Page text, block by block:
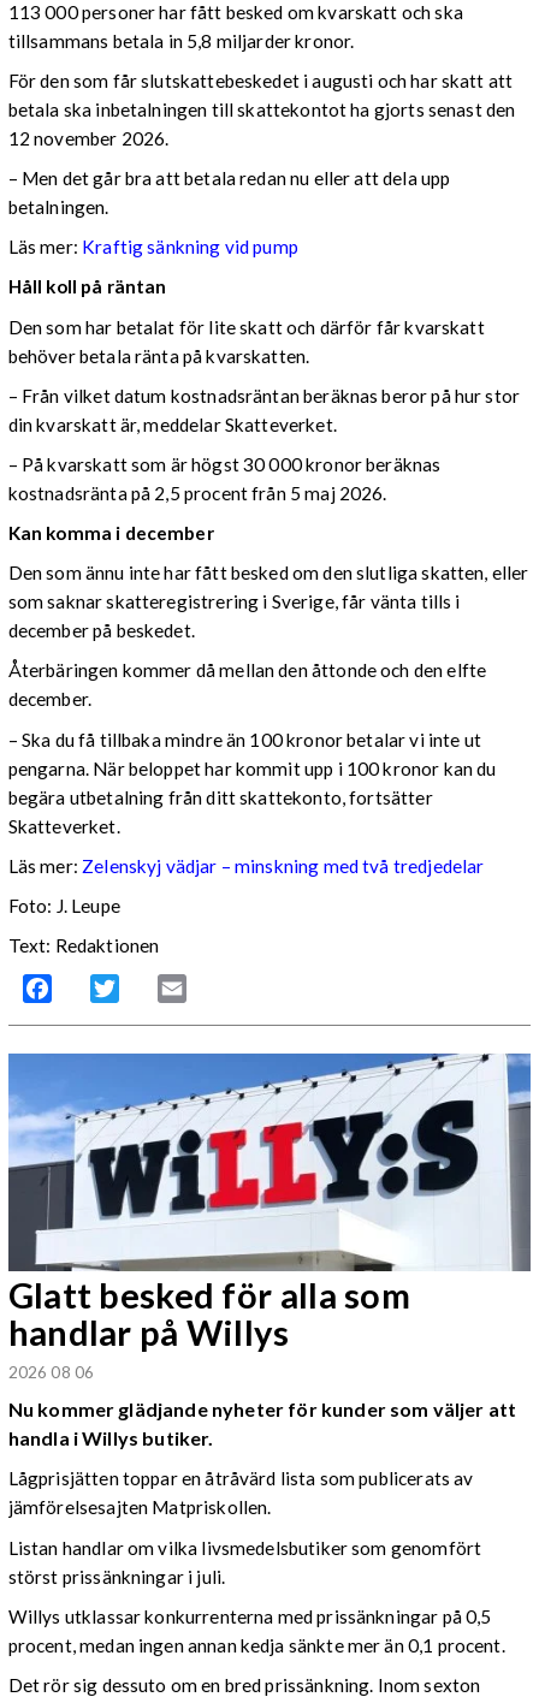
113 000 personer har fått besked om kvarskatt och ska
tillsammans betala in 5,8 miljarder kronor.
För den som får slutskattebeskedet i augusti och har skatt att
betala ska inbetalningen till skattekontot ha gjorts senast den
12 november 2026.
– Men det går bra att betala redan nu eller att dela upp
betalningen.
Läs mer: Kraftig sänkning vid pump
Håll koll på räntan
Den som har betalat för lite skatt och därför får kvarskatt
behöver betala ränta på kvarskatten.
– Från vilket datum kostnadsräntan beräknas beror på hur stor
din kvarskatt är, meddelar Skatteverket.
– På kvarskatt som är högst 30 000 kronor beräknas
kostnadsränta på 2,5 procent från 5 maj 2026.
Kan komma i december
Den som ännu inte har fått besked om den slutliga skatten, eller
som saknar skatteregistrering i Sverige, får vänta tills i
december på beskedet.
Återbäringen kommer då mellan den åttonde och den elfte
december.
– Ska du få tillbaka mindre än 100 kronor betalar vi inte ut
pengarna. När beloppet har kommit upp i 100 kronor kan du
begära utbetalning från ditt skattekonto, fortsätter
Skatteverket.
Läs mer: Zelenskyj vädjar – minskning med två tredjedelar
Foto: J. Leupe
Text: Redaktionen
Facebook Twitter
Glatt besked för alla som
handlar på Willys
2026 08 06
Nu kommer glädjande nyheter för kunder som väljer att
handla i Willys butiker.
Lågprisjätten toppar en åtråvärd lista som publicerats av
jämförelsesajten Matpriskollen.
Listan handlar om vilka livsmedelsbutiker som genomfört
störst prissänkningar i juli.
Willys utklassar konkurrenterna med prissänkningar på 0,5
procent, medan ingen annan kedja sänkte mer än 0,1 procent.
Det rör sig dessuto om en bred prissänkning. Inom sexton